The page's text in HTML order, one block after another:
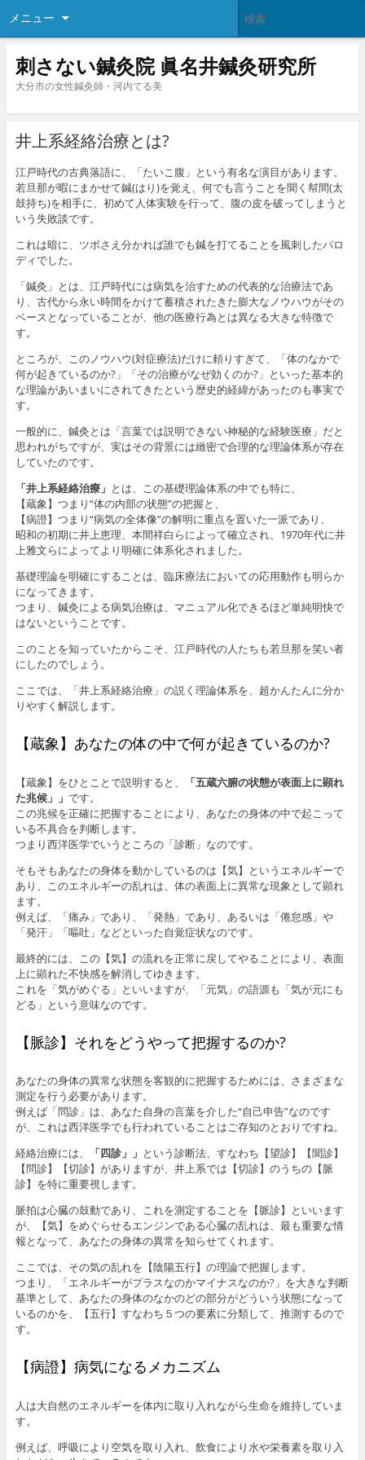
メニュー
刺さない鍼灸院 眞名井鍼灸研究所
大分市の女性鍼灸師・河内てる美
井上系経絡治療とは?
江戸時代の古典落語に、「たいこ腹」という有名な演目があります。
若旦那が暇にまかせて鍼(はり)を覚え、何でも言うことを聞く幇間(太
鼓持ち)を相手に、初めて人体実験を行って、腹の皮を破ってしまうと
いう失敗談です。
これは暗に、ツボさえ分かれば誰でも鍼を打てることを風刺したパロ
ディでした。
「鍼灸」とは、江戸時代には病気を治すための代表的な治療法であ
り、古代から永い時間をかけて蓄積されたきた膨大なノウハウがその
ベースとなっていることが、他の医療行為とは異なる大きな特徴で
す。
ところが、このノウハウ(対症療法)だけに頼りすぎて、「体のなかで
何が起きているのか?」「その治療がなぜ効くのか?」といった基本的
な理論があいまいにされてきたという歴史的経緯があったのも事実で
す。
一般的に、鍼灸とは「言葉では説明できない神秘的な経験医療」だと
思われがちですが、実はその背景には緻密で合理的な理論体系が存在
していたのです。
「井上系経絡治療」 とは、この基礎理論体系の中でも特に、
【蔵象】つまり“体の内部の状態”の把握と、
【病證】つまり“病気の全体像”の解明に重点を置いた一派であり、
昭和の初期に井上恵理、本間祥白らによって確立され、1970年代に井
上雅文らによってより明確に体系化されました。
基礎理論を明確にすることは、臨床療法においての応用動作も明らか
になってきます。
つまり、鍼灸による病気治療は、マニュアル化できるほど単純明快で
はないということです。
このことを知っていたからこそ、江戸時代の人たちも若旦那を笑い者
にしたのでしょう。
ここでは、「井上系経絡治療」の説く理論体系を、超かんたんに分か
りやすく解説します。
【蔵象】あなたの体の中で何が起きているのか?
【蔵象】をひとことで説明すると、
「五蔵六腑の状態が表面上に顕れ
た兆候」」 です。
この兆候を正確に把握することにより、あなたの身体の中で起こって
いる不具合を判断します。
つまり西洋医学でいうところの「診断」なのです。
そもそもあなたの身体を動かしているのは【気】というエネルギーで
あり、このエネルギーの乱れは、体の表面上に異常な現象として顕れ
ます。
例えば、「痛み」であり、「発熱」であり、あるいは「倦怠感」や
「発汗」「嘔吐」などといった自覚症状なのです。
最終的には、この【気】の流れを正常に戻してやることにより、表面
上に顕れた不快感を解消してゆきます。
これを「気がめぐる」といいますが、「元気」の語源も「気が元にも
どる」という意味なのです。
【脈診】それをどうやって把握するのか?
あなたの身体の異常な状態を客観的に把握するためには、さまざまな
測定を行う必要があります。
例えば「問診」は、あなた自身の言葉を介した“自己申告”なのです
が、これは西洋医学でも行われていることはご存知のとおりですね。
経絡治療には、
「四診」」 という診断法、すなわち【望診】【聞診】
【問診】【切診】がありますが、井上系では【切診】のうちの【脈
診】を特に重要視します。
脈拍は心臓の鼓動であり、これを測定することを【脈診】といいます
が、【気】をめぐらせるエンジンである心臓の乱れは、最も重要な情
報となって、あなたの身体の異常を知らせてくれます。
ここでは、その気の乱れを【陰陽五行】の理論で把握します。
つまり、「エネルギーがプラスなのかマイナスなのか?」を大きな判断
基準として、あなたの身体のなかのどの部分がどういう状態になって
いるのかを、【五行】すなわち５つの要素に分類して、推測するので
す。
【病證】病気になるメカニズム
人は大自然のエネルギーを体内に取り入れながら生命を維持していま
す。
例えば、呼吸により空気を取り入れ、飲食により水や栄養素を取り入